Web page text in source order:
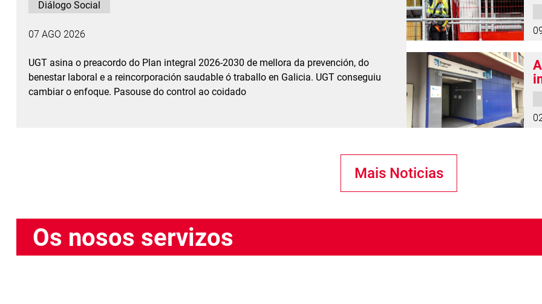
Diálogo Social
07 AGO 2026
UGT asina o preacordo do Plan integral 2026-2030 de mellora da prevención, do
benestar laboral e a reincorporación saudable ó traballo en Galicia. UGT conseguiu
cambiar o enfoque. Pasouse do control ao coidado
Mais Noticias
Os nosos servizos